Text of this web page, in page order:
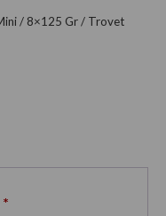
/ 8×125 Gr / Trovet
*